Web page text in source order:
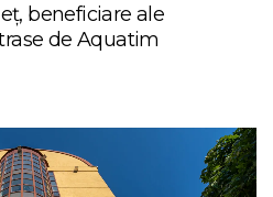
beneficiare ale
de Aquatim